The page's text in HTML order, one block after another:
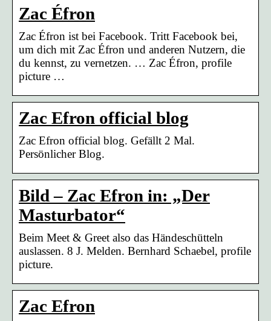
Zac Éfron
Zac Éfron ist bei Facebook. Tritt Facebook bei,
um dich mit Zac Éfron und anderen Nutzern, die
du kennst, zu vernetzen. … Zac Éfron, profile
picture …
Zac Efron official blog
Zac Efron official blog. Gefällt 2 Mal.
Persönlicher Blog.
Bild – Zac Efron in: „Der
Masturbator“
Beim Meet & Greet also das Händeschütteln
auslassen. 8 J. Melden. Bernhard Schaebel, profile
picture.
Zac Efron